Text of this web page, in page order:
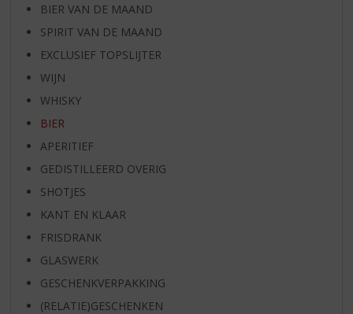
BIER VAN DE MAAND
SPIRIT VAN DE MAAND
EXCLUSIEF TOPSLIJTER
WIJN
WHISKY
BIER
APERITIEF
GEDISTILLEERD OVERIG
SHOTJES
KANT EN KLAAR
FRISDRANK
GLASWERK
GESCHENKVERPAKKING
(RELATIE)GESCHENKEN